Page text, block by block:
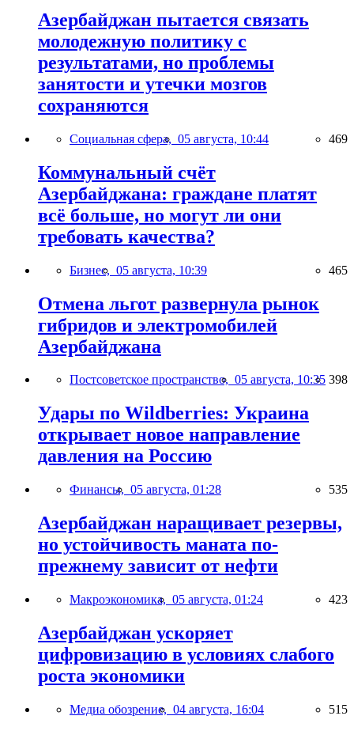
Азербайджан пытается связать
молодежную политику с
результатами, но проблемы
занятости и утечки мозгов
сохраняются
Социальная сфера, 05 августа, 10:44 469
Коммунальный счёт
Азербайджана: граждане платят
всё больше, но могут ли они
требовать качества?
Бизнес, 05 августа, 10:39 465
Отмена льгот развернула рынок
гибридов и электромобилей
Азербайджана
Постсоветское пространство, 05 августа, 10:35 398
Удары по Wildberries: Украина
открывает новое направление
давления на Россию
Финансы, 05 августа, 01:28 535
Азербайджан наращивает резервы,
но устойчивость маната по-
прежнему зависит от нефти
Макроэкономика, 05 августа, 01:24 423
Азербайджан ускоряет
цифровизацию в условиях слабого
роста экономики
Медиа обозрение, 04 августа, 16:04 515